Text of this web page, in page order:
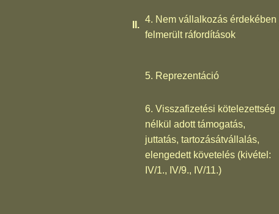
II.
4. Nem vállalkozás érdekében
felmerült ráfordítások
5. Reprezentáció
6. Visszafizetési kötelezettség
nélkül adott támogatás,
juttatás, tartozásátvállalás,
elengedett követelés (kivétel:
IV/1., IV/9., IV/11.)